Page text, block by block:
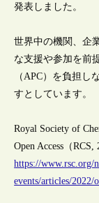
発表しました。
世界中の機関、企
な支援や参加を前
（APC）を負担し
すとしています。
Royal Society of
Open Access（RCS,
https://www.rsc.org/
events/articles/2022/